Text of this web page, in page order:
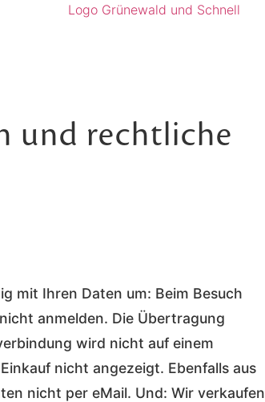
und rechtliche
mit Ihren Daten um: Beim Besuch
anmelden. Die Übertragung
wird nicht auf einem
nicht angezeigt. Ebenfalls aus
nicht per eMail. Und: Wir verkaufen